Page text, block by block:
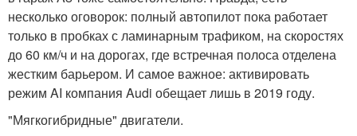
несколько оговорок: полный автопилот пока работает
только в пробках с ламинарным трафиком, на скоростях
до 60 км/ч и на дорогах, где встречная полоса отделена
жестким барьером. И самое важное: активировать
режим AI компания Audi обещает лишь в 2019 году.
"Мягкогибридные" двигатели.